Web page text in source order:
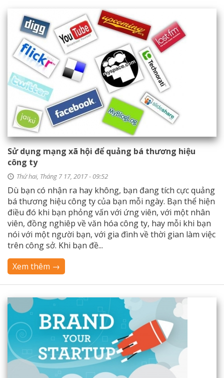
Sử dụng mạng xã hội để quảng bá thương hiệu
công ty
Thứ hai, Tháng 7 17, 2017 - 09:52
Dù bạn có nhận ra hay không, bạn đang tích cực quảng
bá thương hiệu công ty của bạn mỗi ngày. Bạn thể hiện
điều đó khi bạn phỏng vấn với ứng viên, với một nhân
viên, đồng nghiêp về văn hóa công ty, hay mỗi khi bạn
nói với một người bạn, với gia đình về thời gian làm việc
trên công sở. Khi bạn đề...
Xem thêm →